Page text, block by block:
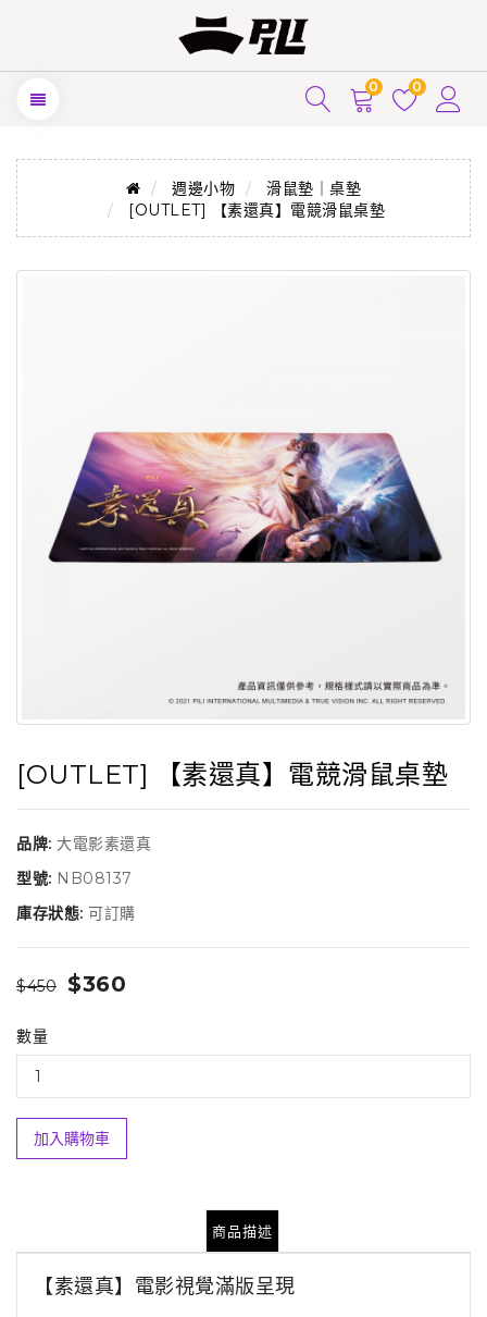
0 0
週邊小物
滑鼠墊｜桌墊
[OUTLET] 【素還真】電競滑鼠桌墊
[OUTLET] 【素還真】電競滑鼠桌墊
品牌: 大電影素還真
型號: NB08137
庫存狀態: 可訂購
$450 $360
數量
加入購物車
商品描述
【素還真】 電影視覺滿版呈現